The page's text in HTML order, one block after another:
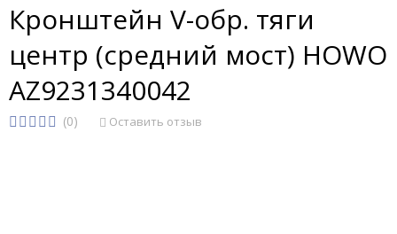
Кронштейн V-обр. тяги
центр (средний мост) HOWO
AZ9231340042
(0) Оставить отзыв